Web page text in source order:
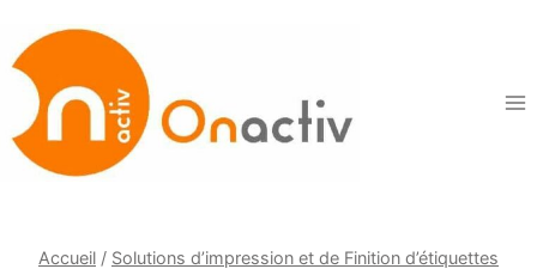
au
contenu
Accueil / Solutions d’impression et de Finition d’étiquettes